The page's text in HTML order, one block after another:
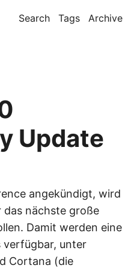
Search Tags Archive
Update
angekündigt, wird
das nächste große
Damit werden eine
verfügbar, unter
Cortana (die